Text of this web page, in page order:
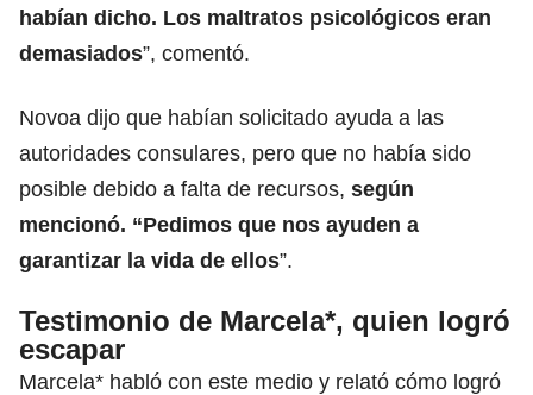
habían dicho. Los maltratos psicológicos eran
demasiados”, comentó.
Novoa dijo que habían solicitado ayuda a las
autoridades consulares, pero que no había sido
posible debido a falta de recursos, según
mencionó. “Pedimos que nos ayuden a
garantizar la vida de ellos”.
Testimonio de Marcela*, quien logró
escapar
Marcela* habló con este medio y relató cómo logró